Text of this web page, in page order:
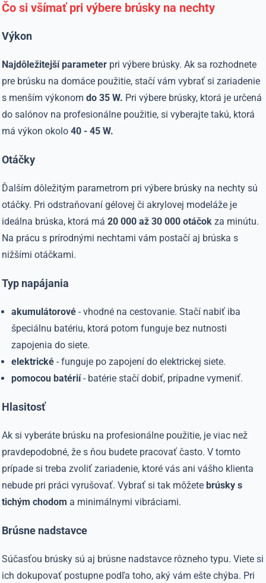
Čo si všímať pri výbere brúsky na nechty
Výkon
Najdôležitejší parameter pri výbere brúsky. Ak sa rozhodnete
pre brúsku na domáce použitie, stačí vám vybrať si zariadenie
s menším výkonomdo 35 W. Pri výbere brúsky, ktorá je určená
do salónov na profesionálne použitie, si vyberajte takú, ktorá
má výkon okolo40 - 45 W.
Otáčky
Ďalším dôležitým parametrom pri výbere brúsky na nechty sú
otáčky. Pri odstraňovaní gélovej či akrylovej modeláže je
ideálna brúska, ktorá má20 000 až 30 000 otáčok za minútu.
Na prácu s prírodnými nechtami vám postačí aj brúska s
nižšími otáčkami.
Typ napájania
akumulátorové - vhodné na cestovanie. Stačí nabiť iba
špeciálnu batériu, ktorá potom funguje bez nutnosti
zapojenia do siete.
elektrické - funguje po zapojení do elektrickej siete.
pomocou batérií- batérie stačí dobiť, prípadne vymeniť.
Hlasitosť
Ak si vyberáte brúsku na profesionálne použitie, je viac než
pravdepodobné, že s ňou budete pracovať často. V tomto
prípade si treba zvoliť zariadenie, ktoré vás ani vášho klienta
nebude pri práci vyrušovať. Vybrať si tak môžetebrúsky s
tichým chodom a minimálnymi vibráciami.
Brúsne nadstavce
Súčasťou brúsky sú aj brúsne nadstavce rôzneho typu. Viete si
ich dokupovať postupne podľa toho, aký vám ešte chýba. Pri